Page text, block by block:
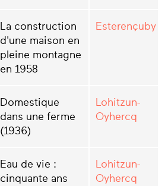
La construction
d'une maison en
pleine montagne
en 1958
Esterençuby
Domestique
dans une ferme
(1936)
Lohitzun-
Oyhercq
Eau de vie :
cinquante ans
Lohitzun-
Oyhercq